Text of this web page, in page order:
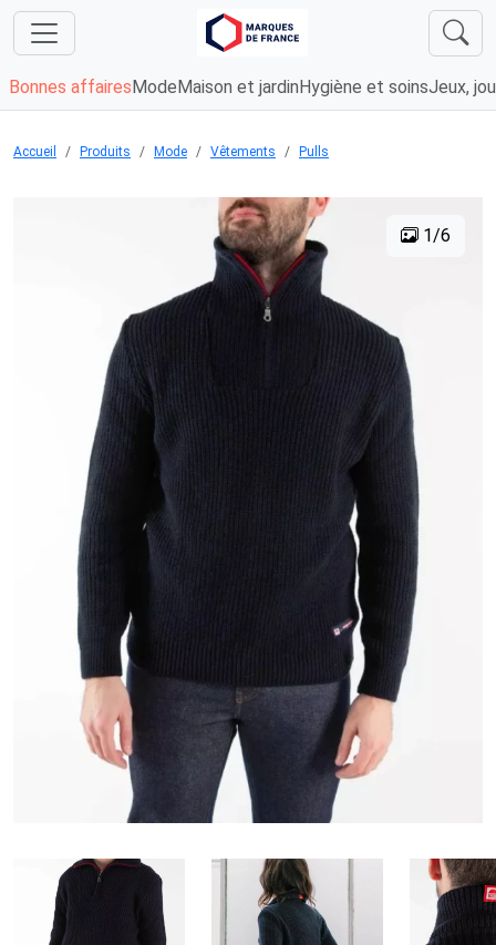
Bonnes affaires Mode Maison et jardin Hygiène et soinsJeux,
Accueil Produits Mode Vêtements Pulls
1/6